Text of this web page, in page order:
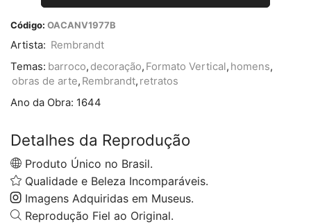
Código: OACANV1977B
Artista: Rembrandt
Temas: barroco, decoração, Formato Vertical, homens,
obras de arte, Rembrandt, retratos
Ano da Obra: 1644
Detalhes da Reprodução
Produto Único no Brasil.
Qualidade e Beleza Incomparáveis.
Imagens Adquiridas em Museus.
Reprodução Fiel ao Original.